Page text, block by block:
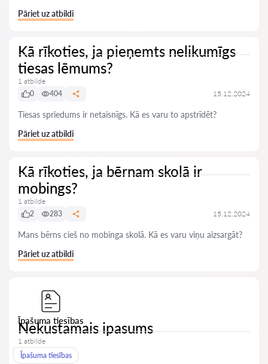
Pāriet uz atbildi
Kā rīkoties, ja pieņemts nelikumīgs
tiesas lēmums?
1 atbilde
0
404 15.12.2024
Tiesas spriedums ir netaisnīgs. Kā es varu to apstrīdēt?
Pāriet uz atbildi
Kā rīkoties, ja bērnam skolā ir
mobings?
1 atbilde
2
283 15.12.2024
Mans bērns cieš no mobinga skolā. Kā es varu viņu aizsargāt?
Pāriet uz atbildi
Īpašuma tiesības
Nekustamais ipasums
1 atbilde
Īpašuma tiesības